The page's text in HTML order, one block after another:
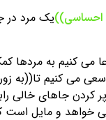
احساسی))یک مرد در
می کنیم به مردها
می کنیم تا((به
کردن جاهای خالی
خواهد و مایل است